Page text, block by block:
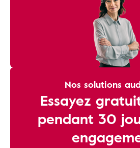
Nos solutions
Essayez
pendant 30